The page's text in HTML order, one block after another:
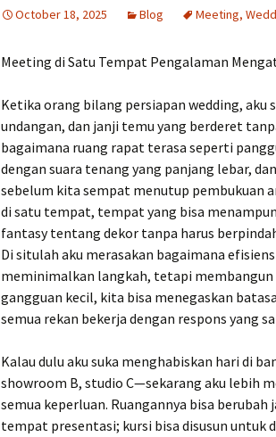
October 18, 2025 Blog Meeting,
Meeting di Satu Tempat Pengalaman
Ketika orang bilang persiapan wedding,
undangan, dan janji temu yang berderet
bagaimana ruang rapat terasa seperti
dengan suara tenang yang panjang lebar,
sebelum kita sempat menutup pembukuan
di satu tempat, tempat yang bisa
fantasy tentang dekor tanpa harus
Di situlah aku merasakan bagaimana
meminimalkan langkah, tetapi
gangguan kecil, kita bisa menegaskan
semua rekan bekerja dengan respons yang
Kalau dulu aku suka menghabiskan hari di
showroom B, studio C—sekarang aku lebih
semua keperluan. Ruangannya bisa
tempat presentasi; kursi bisa disusun